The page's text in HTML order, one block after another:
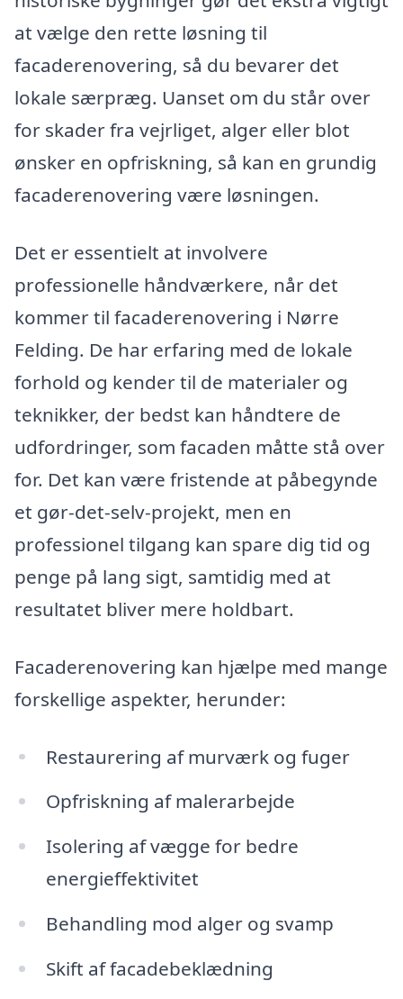
at vælge den rette løsning til
facaderenovering, så du bevarer det
lokale særpræg. Uanset om du står over
for skader fra vejrliget, alger eller blot
ønsker en opfriskning, så kan en grundig
facaderenovering være løsningen.
Det er essentielt at involvere
professionelle håndværkere, når det
kommer til facaderenovering i Nørre
Felding. De har erfaring med de lokale
forhold og kender til de materialer og
teknikker, der bedst kan håndtere de
udfordringer, som facaden måtte stå over
for. Det kan være fristende at påbegynde
et gør-det-selv-projekt, men en
professionel tilgang kan spare dig tid og
penge på lang sigt, samtidig med at
resultatet bliver mere holdbart.
Facaderenovering kan hjælpe med mange
forskellige aspekter, herunder:
Restaurering af murværk og fuger
Opfriskning af malerarbejde
Isolering af vægge for bedre
energieffektivitet
Behandling mod alger og svamp
Skift af facadebeklædning